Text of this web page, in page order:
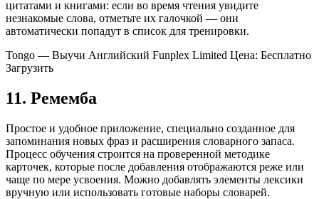
цитатами и книгами: если во время чтения увидите
незнакомые слова, отметьте их галочкой — они
автоматически попадут в список для тренировки.
Tongo — Выучи Английский Funplex Limited Цена: Бесплатно
Загрузить
11. Ремемба
Простое и удобное приложение, специально созданное для
запоминания новых фраз и расширения словарного запаса.
Процесс обучения строится на проверенной методике
карточек, которые после добавления отображаются реже или
чаще по мере усвоения. Можно добавлять элементы лексики
вручную или использовать готовые наборы словарей.